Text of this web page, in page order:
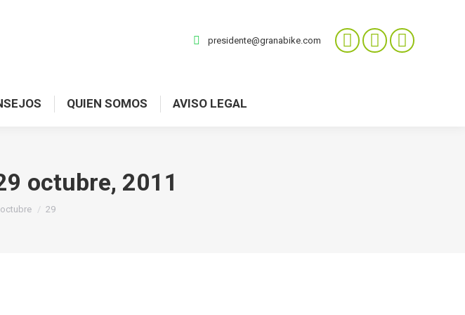
presidente@granabike.com
QUIEN SOMOS AVISO LEGAL
octubre, 2011
octubre 29